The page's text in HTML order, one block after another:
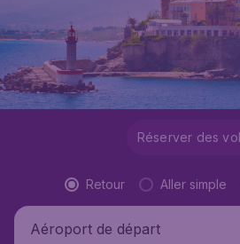
Réserver des
Retour Aller simple
Aéroport de départ